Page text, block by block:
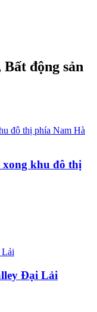
động sản
xong khu đô thị
Đại Lải